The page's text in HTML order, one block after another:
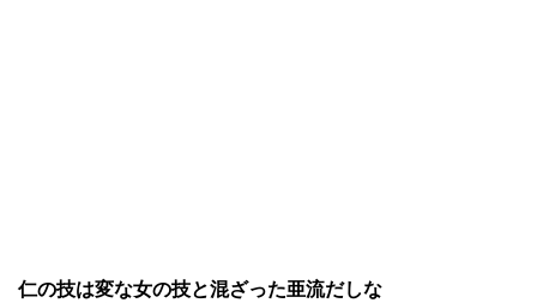
仁の技は変な女の技と混ざった亜流だしな